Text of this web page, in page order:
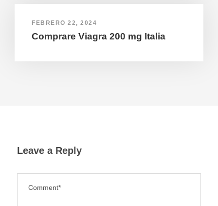
FEBRERO 22, 2024
Comprare Viagra 200 mg Italia
Leave a Reply